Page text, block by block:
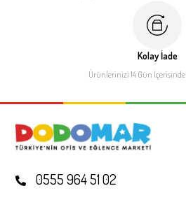
Kolay İade
Ürünlerinizi 14 Gün İçerisinde
0555 964 51 02